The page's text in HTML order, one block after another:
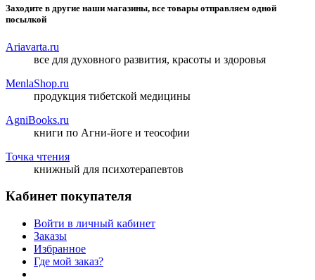
Заходите в другие наши магазины, все товары отправляем одной
посылкой
Ariavarta.ru
все для духовного развития, красоты и здоровья
MenlaShop.ru
продукция тибетской медицины
AgniBooks.ru
книги по Агни-йоге и теософии
Точка чтения
книжный для психотерапевтов
Кабинет покупателя
Войти в личный кабинет
Заказы
Избранное
Где мой заказ?